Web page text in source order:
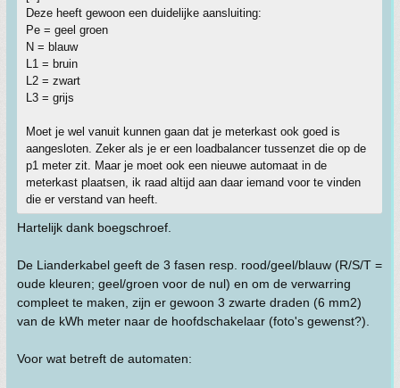
Deze heeft gewoon een duidelijke aansluiting:
Pe = geel groen
N = blauw
L1 = bruin
L2 = zwart
L3 = grijs
Moet je wel vanuit kunnen gaan dat je meterkast ook goed is
aangesloten. Zeker als je er een loadbalancer tussenzet die op de
p1 meter zit. Maar je moet ook een nieuwe automaat in de
meterkast plaatsen, ik raad altijd aan daar iemand voor te vinden
die er verstand van heeft.
Hartelijk dank boegschroef.
De Lianderkabel geeft de 3 fasen resp. rood/geel/blauw (R/S/T =
oude kleuren; geel/groen voor de nul) en om de verwarring
compleet te maken, zijn er gewoon 3 zwarte draden (6 mm2)
van de kWh meter naar de hoofdschakelaar (foto's gewenst?).
Voor wat betreft de automaten: